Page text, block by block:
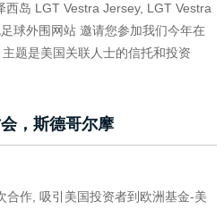
西岛 LGT Vestra Jersey, LGT Vestra
球外围网站 邀请您参加我们今年在
题是美国关联人士的信托和投资
，斯德哥尔摩
作, 吸引美国投资者到欧洲基金-美